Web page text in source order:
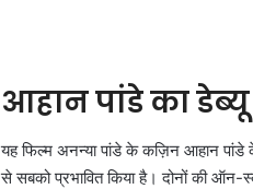
आहान पांडे का
यह फिल्म अनन्या पांडे के कज़िन आहान
से सबको प्रभावित किया है। दोनों की